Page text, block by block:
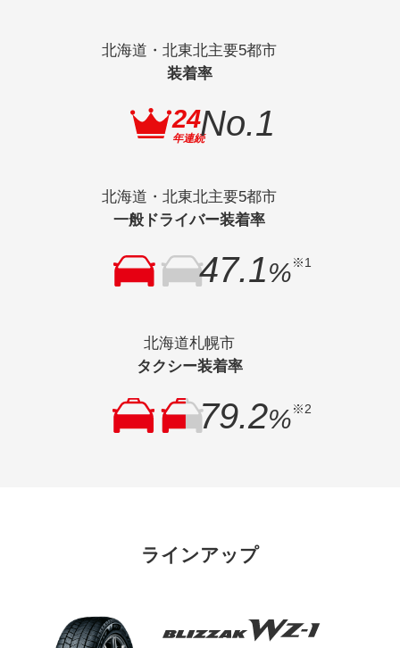
北海道・北東北主要5都市
装着率
24
年連続No.1
北海道・北東北主要5都市
一般ドライバー装着率
47.1%※1
北海道札幌市
タクシー装着率
79.2%※2
ラインアップ